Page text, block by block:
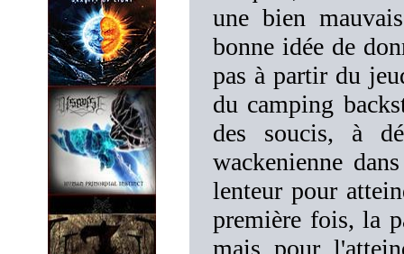
une bien
bonne idée de
pas à partir du
du camping
des soucis, à
wackenienne
lenteur pour
première fois, la
mais pour